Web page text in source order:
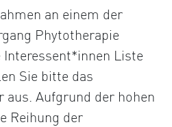
an einem der
Phytotherapie
Liste
Sie bitte das
Aufgrund der hohen
Reihung der